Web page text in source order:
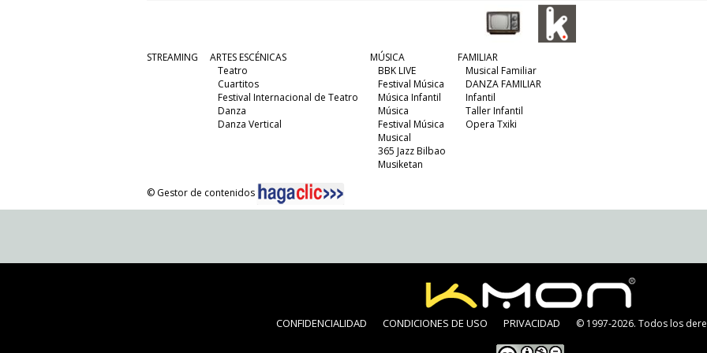
STREAMING
ARTES ESCÉNICAS
Teatro
Cuartitos
Festival Internacional de Teatro
Danza
Danza Vertical
MÚSICA
BBK LIVE
Festival Música
Música Infantil
Música
Festival Música
Musical
365 Jazz Bilbao
Musiketan
FAMILIAR
Musical Familiar
DANZA FAMILIAR
Infantil
Taller Infantil
Opera Txiki
© Gestor de contenidos
CONFIDENCIALIDAD CONDICIONES DE USO PRIVACIDAD © 1997-2026. Todos los